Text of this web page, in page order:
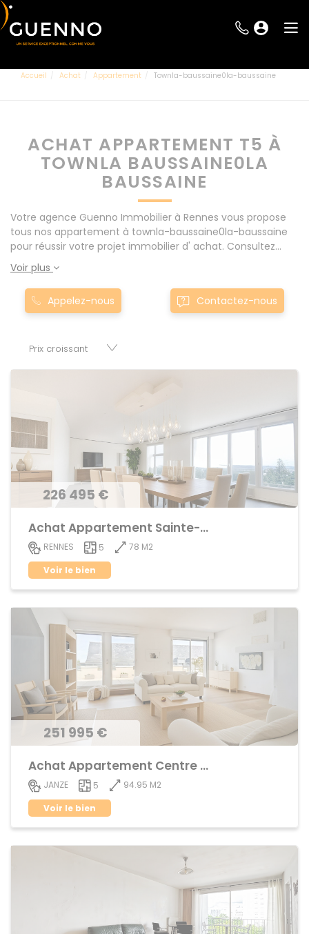
Accueil Achat Appartement Townla-baussaine0la-baussaine
ACHAT APPARTEMENT T5 À
TOWNLA BAUSSAINE0LA
BAUSSAINE
Votre agence Guenno Immobilier à Rennes vous propose
tous nos appartement à townla-baussaine0la-baussaine
pour réussir votre projet immobilier d' achat. Consultez
l'ensemble de nos offres à Rennes mais également aux
alentours : Le Rheu, Pacé, Montgermont... Nos appartement
T5 à townla-baussaine0la-baussaine sont proposés au
meilleur prix du marché pour permettre au plus grand
commerces, appartements, maisons, immeubles, terrains
Voir plus
Appelez-nous Contactez-nous
226 495 €
Achat Appartement Sainte-Thérèse
RENNES 5
78 M2
Voir le bien
251 995 €
Achat Appartement Centre ville
JANZE 5
94.95 M2
Voir le bien